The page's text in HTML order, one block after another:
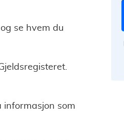
og se hvem du
informasjon som